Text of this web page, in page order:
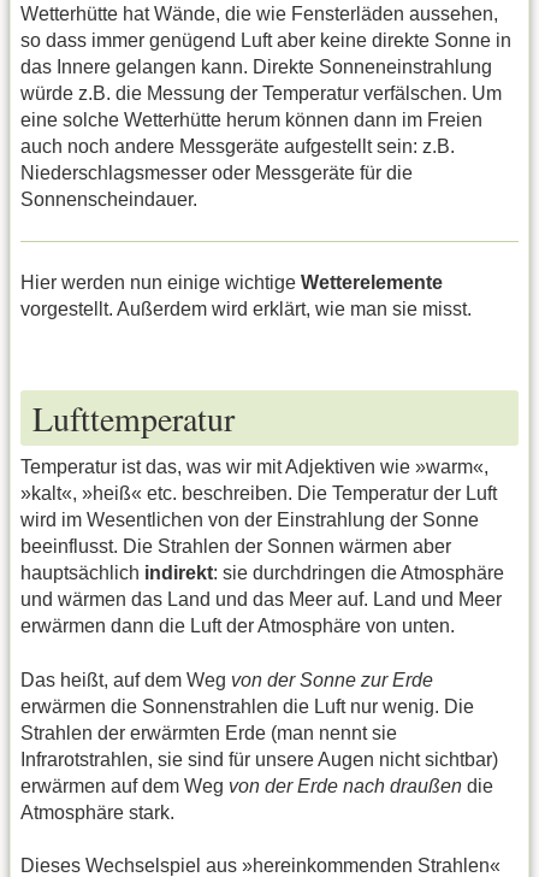
Wetterhütte hat Wände, die wie Fensterläden aussehen,
so dass immer genügend Luft aber keine direkte Sonne in
das Innere gelangen kann. Direkte Sonneneinstrahlung
würde z.B. die Messung der Temperatur verfälschen. Um
eine solche Wetterhütte herum können dann im Freien
auch noch andere Messgeräte aufgestellt sein: z.B.
Niederschlagsmesser oder Messgeräte für die
Sonnenscheindauer.
Hier werden nun einige wichtige Wetterelemente
vorgestellt. Außerdem wird erklärt, wie man sie misst.
Lufttemperatur
Temperatur ist das, was wir mit Adjektiven wie »warm«,
»kalt«, »heiß« etc. beschreiben. Die Temperatur der Luft
wird im Wesentlichen von der Einstrahlung der Sonne
beeinflusst. Die Strahlen der Sonnen wärmen aber
hauptsächlich indirekt: sie durchdringen die Atmosphäre
und wärmen das Land und das Meer auf. Land und Meer
erwärmen dann die Luft der Atmosphäre von unten.
Das heißt, auf dem Weg von der Sonne zur Erde
erwärmen die Sonnenstrahlen die Luft nur wenig. Die
Strahlen der erwärmten Erde (man nennt sie
Infrarotstrahlen, sie sind für unsere Augen nicht sichtbar)
erwärmen auf dem Weg von der Erde nach draußen die
Atmosphäre stark.
Dieses Wechselspiel aus »hereinkommenden Strahlen«